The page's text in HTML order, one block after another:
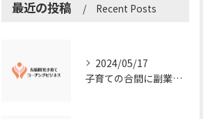
最近の投稿 Recent Posts
2024/05/17
子育ての合間に副業コーチングで収入アップ！右脳開発子育てコーチングビジネスの可能性とは？